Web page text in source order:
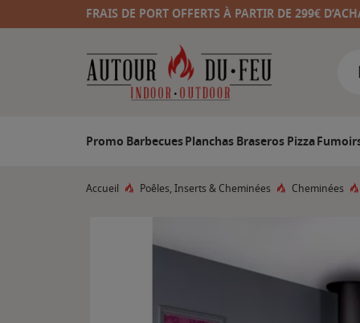
FRAIS DE PORT OFFERTS À PARTIR DE 299€
Promo BarbecuesPlanchasBraserosPizza
Accueil Poêles, Inserts & Cheminées Cheminées